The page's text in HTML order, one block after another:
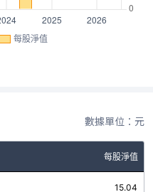
每股淨值
數據單位：元
每股淨值
15.04